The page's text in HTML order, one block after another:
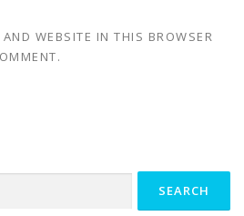
WEBSITE IN THIS BROWSER